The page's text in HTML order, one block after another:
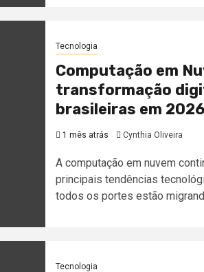
Tecnologia
Computação em
transformação
brasileiras em 2026
1 mês atrás Cynthia Oliveira
A computação em nuvem
principais tendências
todos os portes estão
Tecnologia